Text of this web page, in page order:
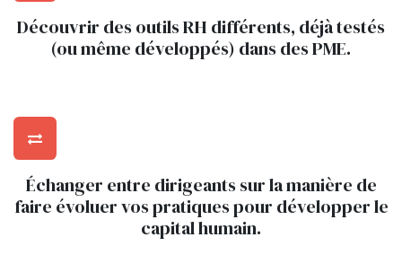
Découvrir des outils RH différents, déjà testés
(ou même développés) dans des PME.
Échanger entre dirigeants sur la manière de
faire évoluer vos pratiques pour développer le
capital humain.